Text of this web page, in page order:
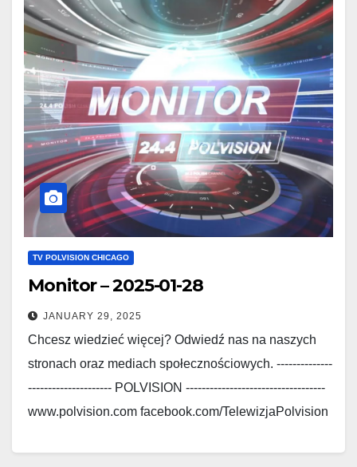
TV POLVISION CHICAGO
Monitor – 2025-01-28
JANUARY 29, 2025
Chcesz wiedzieć więcej? Odwiedź nas na naszych
stronach oraz mediach społecznościowych. --------------
--------------------- POLVISION -----------------------------------
www.polvision.com facebook.com/TelewizjaPolvision